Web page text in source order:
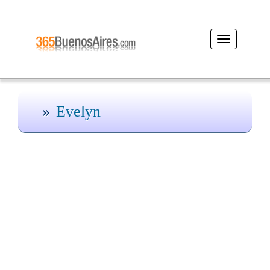
Desplegar
navegación
Evelyn